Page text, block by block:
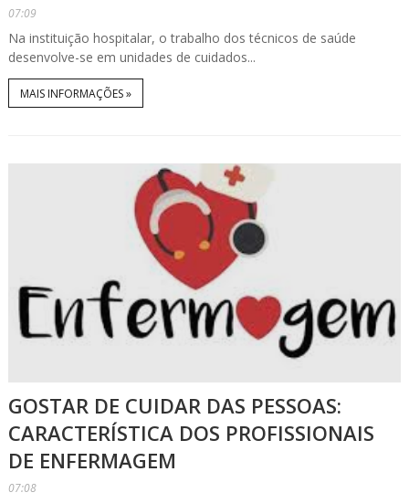
07:09
Na instituição hospitalar, o trabalho dos técnicos de saúde
desenvolve-se em unidades de cuidados...
MAIS INFORMAÇÕES »
GOSTAR DE CUIDAR DAS PESSOAS:
CARACTERÍSTICA DOS PROFISSIONAIS
DE ENFERMAGEM
07:08